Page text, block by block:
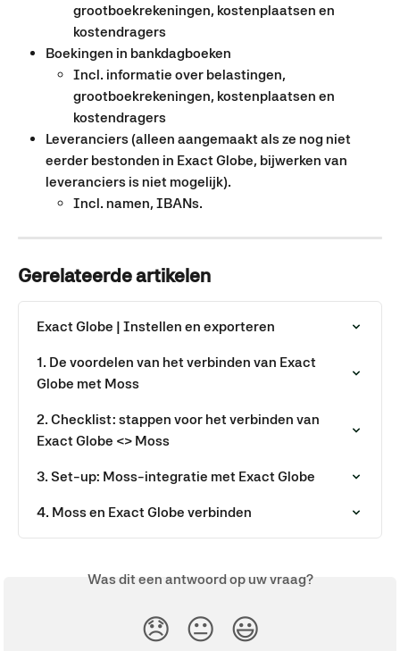
grootboekrekeningen, kostenplaatsen en
kostendragers
Boekingen in bankdagboeken
Incl. informatie over belastingen,
grootboekrekeningen, kostenplaatsen en
kostendragers
Leveranciers (alleen aangemaakt als ze nog niet
eerder bestonden in Exact Globe, bijwerken van
leveranciers is niet mogelijk).
Incl. namen, IBANs.
Gerelateerde artikelen
Exact Globe | Instellen en exporteren
1. De voordelen van het verbinden van Exact
Globe met Moss
2. Checklist: stappen voor het verbinden van
Exact Globe <> Moss
3. Set-up: Moss-integratie met Exact Globe
4. Moss en Exact Globe verbinden
Was dit een antwoord op uw vraag?
😞 😐 😃